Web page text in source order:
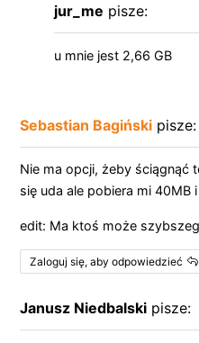
jur_me pisze:
u mnie jest 2,66 GB
Sebastian Bagiński pisze:
Nie ma opcji, żeby ściągnąć
się uda ale pobiera mi 40MB
edit: Ma ktoś może
Zaloguj się, aby odpowiedzieć
Janusz Niedbalski pisze: